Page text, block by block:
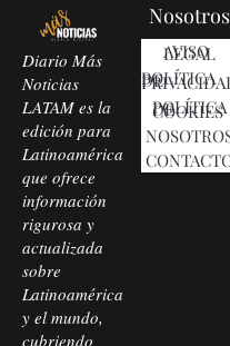
Diario Más
Noticias
LATAM es la
edición para
Latinoamérica
que ofrece
información
rigurosa y
actualizada
sobre
Latinoamérica
y el mundo,
cubriendo
Nosotros
AVISO LEGAL
POLÍTICA DE
POLÍTICA DE COOKIES